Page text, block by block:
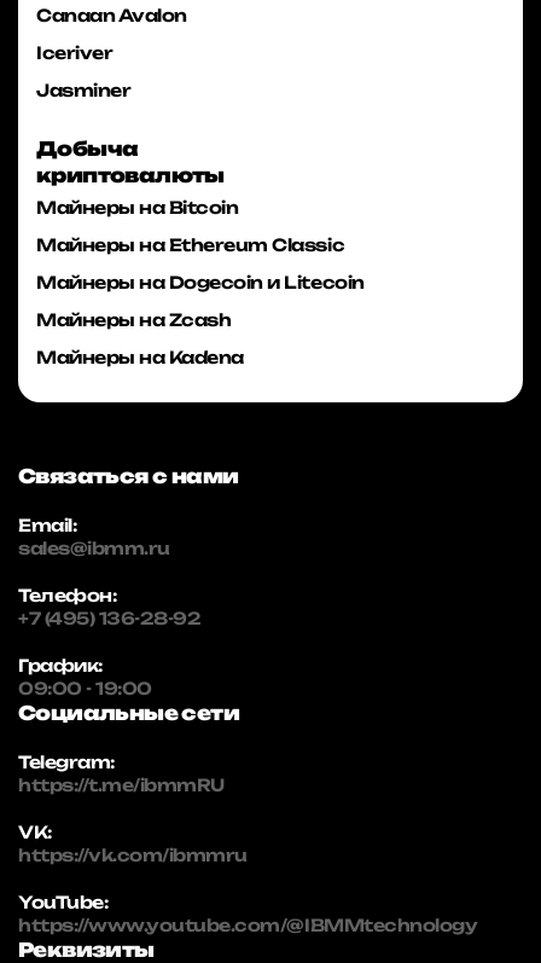
Canaan Avalon
Iceriver
Jasminer
Добыча
криптовалюты
Майнеры на Bitcoin
Майнеры на Ethereum Classic
Майнеры на Dogecoin и Litecoin
Майнеры на Zcash
Майнеры на Kadena
Связаться с нами
Email:
sales@ibmm.ru
Телефон:
+7 (495) 136-28-92
График:
09:00 - 19:00
Социальные сети
Telegram:
https://t.me/ibmmRU
VK:
https://vk.com/ibmmru
YouTube:
https://www.youtube.com/@IBMMtechnology
Реквизиты